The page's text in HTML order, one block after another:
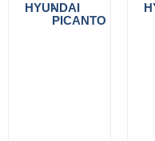
HYUNDAI
-
PICANTO